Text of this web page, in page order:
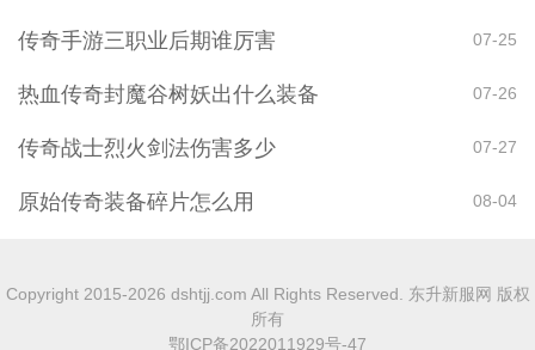
传奇手游三职业后期谁厉害 07-25
热血传奇封魔谷树妖出什么装备 07-26
传奇战士烈火剑法伤害多少 07-27
原始传奇装备碎片怎么用 08-04
Copyright 2015-2026 dshtjj.com All Rights Reserved. 东升新服网 版权
所有
鄂ICP备2022011929号-47